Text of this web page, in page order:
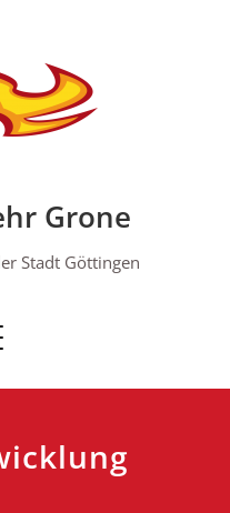
Grone
Stadt Göttingen
Navigation